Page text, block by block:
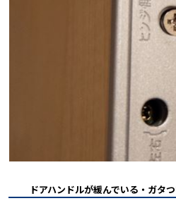
ドアハンドルが緩んでいる・ガタ